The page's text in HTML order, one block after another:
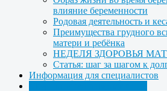
влияние беременности
Родовая деятельность и
Преимущества грудного
матери и ребёнка
НЕДЕЛЯ ЗДОРОВЬЯ
Статья: шаг за шагом к
Информация для специалистов